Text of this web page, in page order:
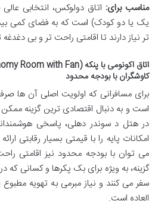
مناسب برای: اتاق دولوکس، انتخابی
یک یا دو کودک) است که به فضای کمی
تر نیاز دارند تا اقامتی راحت تر و بی دغدغه
کاوشگران با بودجه محدود
برای مسافرانی که اولویت اصلی آن ها
است و به دنبال اقتصادی ترین گزینه ممکن
در هتل د سوندر دهلی، پاسخی
امکانات پایه را با قیمتی بسیار رقابتی
می توان با بودجه محدود نیز اقامتی
گزینه، به ویژه برای بک پکرها و کسانی
سفر می کنند و نیاز مبرمی به تهویه مطبوع
العاده است.